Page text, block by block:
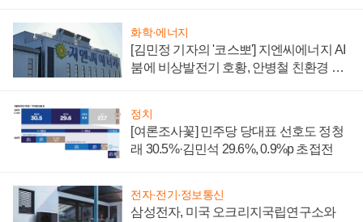
화학·에너지
[김민정 기자의 '코스뽀'] 지엔씨에너지 AI
붐에 비상발전기 호황, 안병철 친환경 에
정치
[여론조사꽃] 민주당 당대표 선호도 정청
래 30.5%·김민석 29.6%, 0.9%p 초접전
전자·전기·정보통신
삼성전자, 미국 오크리지국립연구소와